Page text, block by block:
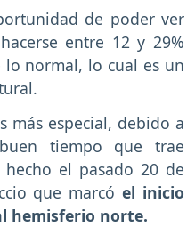
de poder ver
entre 12 y 29%
normal, lo cual es un
más especial, debido a
tiempo que trae
el pasado 20 de
que marcó el inicio
hemisferio norte.